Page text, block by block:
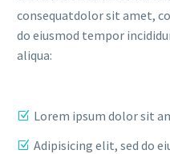
consequatdolor sit amet,
do eiusmod tempor
aliqua:
Lorem ipsum dolor sit
Adipisicing elit, sed do